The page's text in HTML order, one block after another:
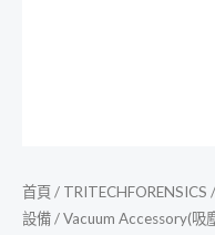
首頁/ TRITECHFORENSICS /
設備/ Vacuum Accessory(吸